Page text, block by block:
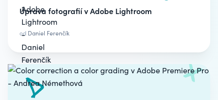
Úprava fotografií v Adobe Lightroom
od Daniel Ferenčík